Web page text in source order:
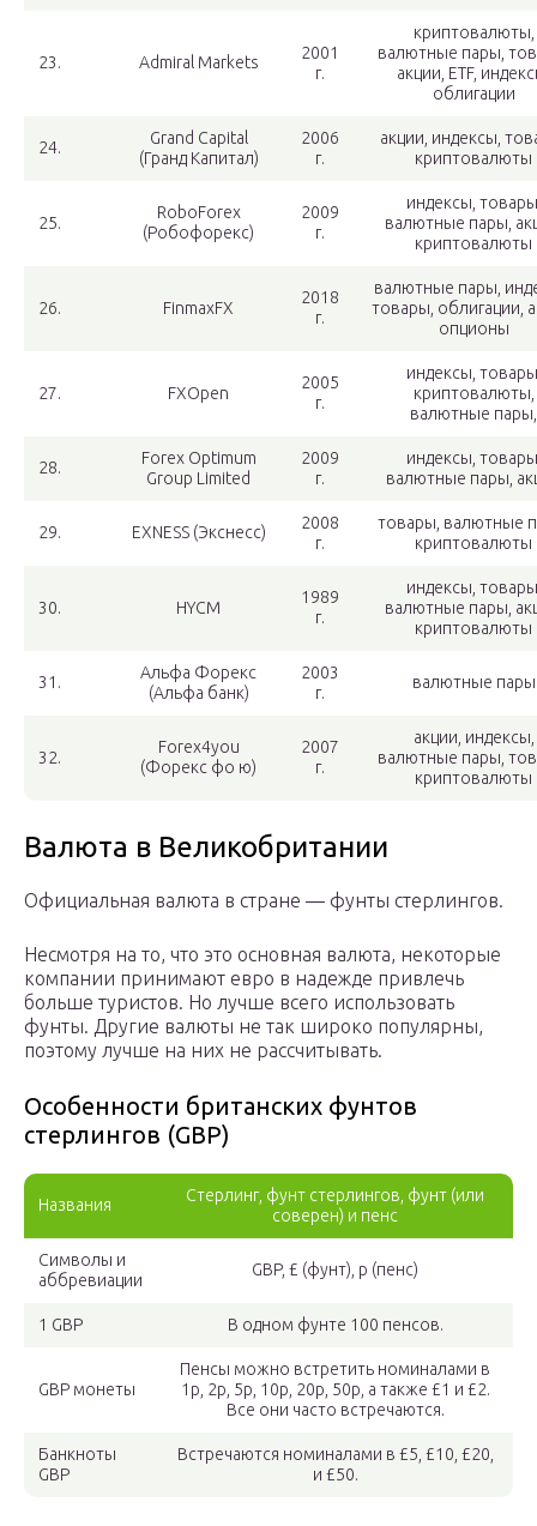
23. Admiral Markets
2001
г.
криптовалюты,
валютные пары,
акции, ETF,
облигации
24.
Grand Capital
(Гранд Капитал)
2006
г.
акции, индексы,
криптовалюты
25.
RoboForex
(Робофорекс)
2009
г.
индексы,
валютные пары,
криптовалюты
26. FinmaxFX
2018
г.
валютные пары,
товары, облигации,
опционы
27. FXOpen
2005
г.
индексы,
криптовалюты,
валютные пары,
28.
Forex Optimum
Group Limited
2009
г.
индексы,
валютные пары,
29. EXNESS (Экснесс)
2008
г.
товары, валютные
криптовалюты
30. HYCM
1989
г.
индексы,
валютные пары,
криптовалюты
31.
Альфа Форекс
(Альфа банк)
2003
г.
валютные пары
32.
Forex4you
(Форекс фо ю)
2007
г.
акции, индексы,
валютные пары,
криптовалюты
Валюта в Великобритании
Официальная валюта в стране — фунты стерлингов.
Несмотря на то, что это основная валюта, некоторые
компании принимают евро в надежде привлечь
больше туристов. Но лучше всего использовать
фунты. Другие валюты не так широко популярны,
поэтому лучше на них не рассчитывать.
Особенности британских фунтов
стерлингов (GBP)
Названия
Стерлинг, фунт стерлингов, фунт (или
соверен) и пенс
Символы и
аббревиации
GBP, £ (фунт), p (пенс)
1 GBP В одном фунте 100 пенсов.
GBP монеты
Пенсы можно встретить номиналами в
1p, 2p, 5p, 10p, 20p, 50p, а также £1 и £2.
Все они часто встречаются.
Банкноты
GBP
Встречаются номиналами в £5, £10, £20,
и £50.